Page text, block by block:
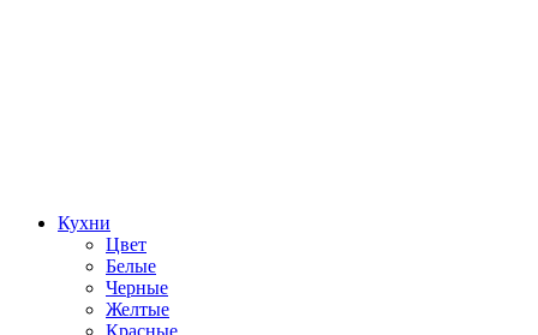
Кухни
Цвет
Белые
Черные
Желтые
Красные